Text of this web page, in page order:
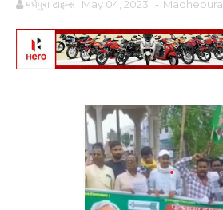
मधेपुरा टाइम्स May 04, 2023 - Madhepura